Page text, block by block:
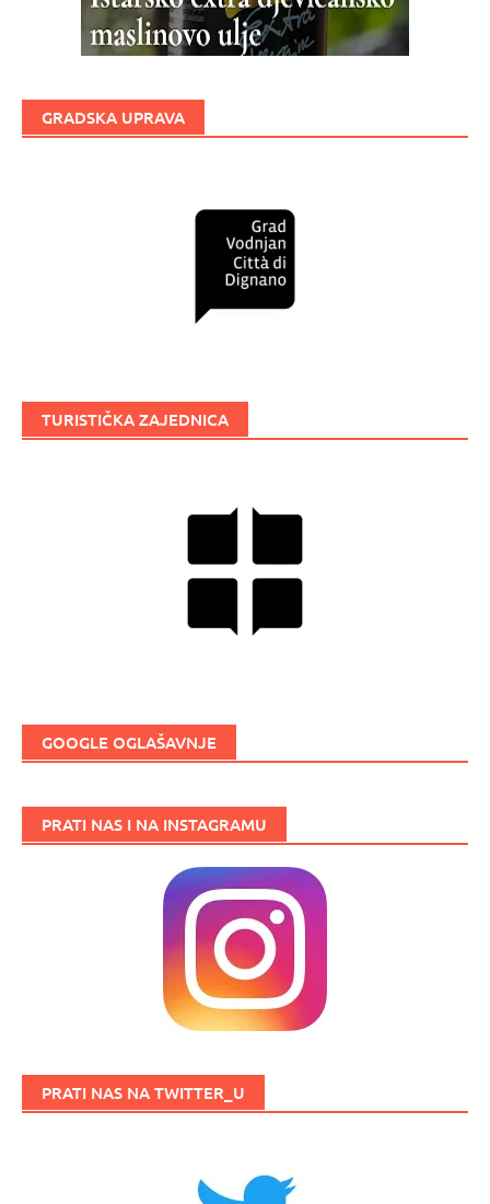
GRADSKA UPRAVA
TURISTIČKA ZAJEDNICA
GOOGLE OGLAŠAVNJE
PRATI NAS I NA INSTAGRAMU
PRATI NAS NA TWITTER_U